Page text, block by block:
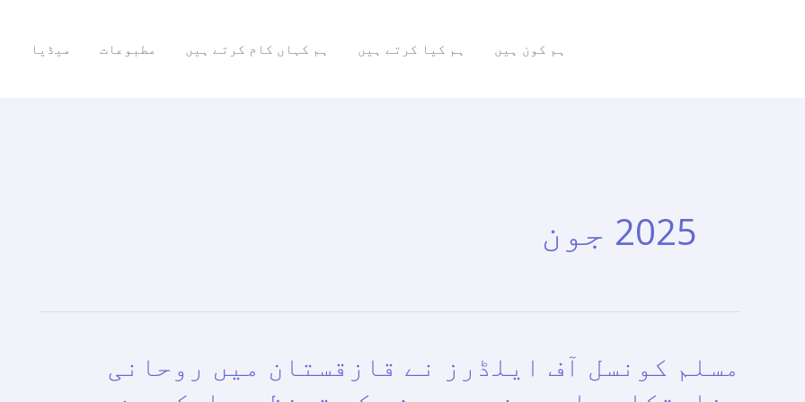
ہم کون ہیں ہم کیا کرتے ہیں ہم کہاں کام کرتے ہیں مطبوعات میڈیا
2025 جون
مسلم کونسل آف ایلڈرز نے قازقستان میں روحانی